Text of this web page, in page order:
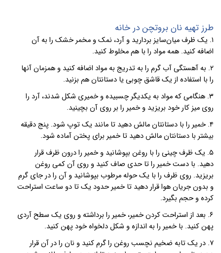
طرز تهیه نان بروتچن در خانه
۱. یک ظرف میان‌سایز بردارید و آرد، نمک و مخمر خشک را به آن
اضافه کنید. همه مواد را با هم مخلوط کنید.
۲. به آهستگی آب گرم را به تدریج به مواد اضافه کنید و همزمان آنها
را با استفاده از یک قاشق چوبی یا دستانتان هم بزنید.
۳. هنگامی که مواد به یکدیگر چسبیده و خمیری شکل شدند، آرد را
روی میز کار خود بریزید و خمیر را بر روی آن بچینید.
۴. خمیر را با دستانتان مالش دهید تا مانند یک توپ شود. پنج دقیقه
بیشتر با دستانتان مالش دهید تا خمیر برای پختن آماده شود.
۵. یک ظرف چینی را با روغن بپوشانید و خمیر را درون ظرف قرار
دهید. با دست خمیر را تا حدی صاف کنید و روی آن کمی روغن
بریزید. روی ظرف را با یک حوله مرطوب بپوشانید و آن را در جای گرم
و بدون جریان هوا قرار دهید تا خمیر حدود یک تا دو ساعت استراحت
کرده و حجم بگیرد.
۶. بعد از استراحت کردن خمیر، خمیر را برداشته و روی یک سطح آردی
پهن کنید. با خمیر را به اندازه و شکل دلخواه خود پهن کنید.
۷. در یک تابه ضخیم نچسب روغن را گرم کنید و نان را در آن قرار